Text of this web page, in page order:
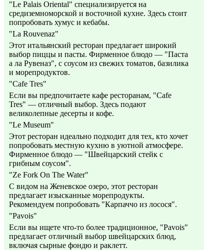
"Le Palais Oriental" специализируется на
средиземноморской и восточной кухне. Здесь стоит
попробовать хумус и кебабы.
"La Rouvenaz"
Этот итальянский ресторан предлагает широкий
выбор пиццы и пасты. Фирменное блюдо — "Паста
а ла Рувеназ", с соусом из свежих томатов, базилика
и морепродуктов.
"Cafe Tres"
Если вы предпочитаете кафе ресторанам, "Cafe
Tres" — отличный выбор. Здесь подают
великолепные десерты и кофе.
"Le Museum"
Этот ресторан идеально подходит для тех, кто хочет
попробовать местную кухню в уютной атмосфере.
Фирменное блюдо — "Швейцарский стейк с
грибным соусом".
"Ze Fork On The Water"
С видом на Женевское озеро, этот ресторан
предлагает изысканные морепродукты.
Рекомендуем попробовать "Карпаччо из лосося".
"Pavois"
Если вы ищете что-то более традиционное, "Pavois"
предлагает отличный выбор швейцарских блюд,
включая сырные фондю и раклетт.